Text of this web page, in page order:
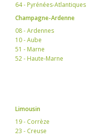
64 - Pyrénées-Atlantiques
Champagne-Ardenne
08 - Ardennes
10 - Aube
51 - Marne
52 - Haute-Marne
Limousin
19 - Corrèze
23 - Creuse